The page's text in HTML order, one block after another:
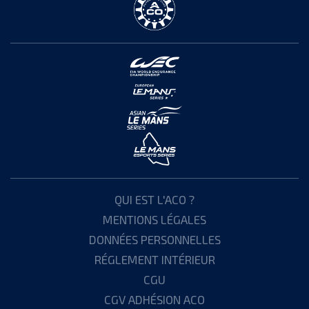
QUI EST L'ACO ?
MENTIONS LÉGALES
DONNÉES PERSONNELLES
RÉGLEMENT INTÉRIEUR
CGU
CGV ADHÉSION ACO